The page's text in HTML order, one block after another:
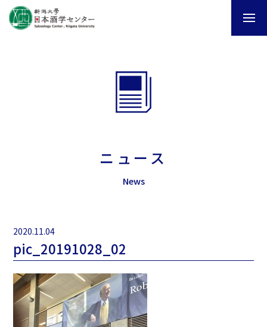
ニュース
News
2020.11.04
pic_20191028_02